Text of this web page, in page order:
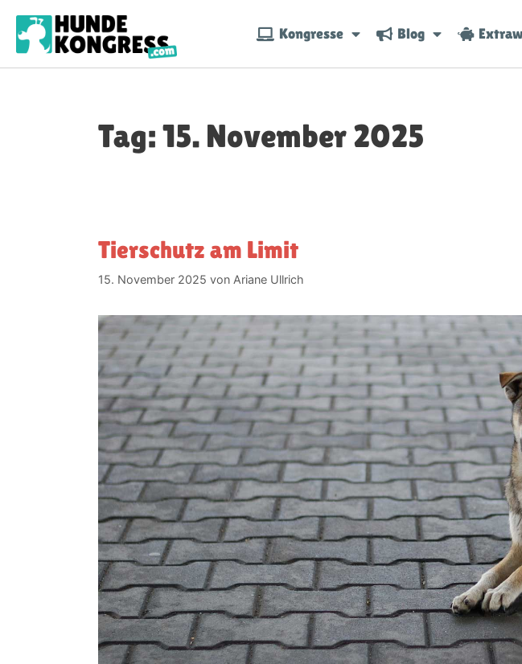
Kongresse Blog
Tag:15. November 2025
Tierschutz am Limit
15. November 2025 von Ariane Ullrich